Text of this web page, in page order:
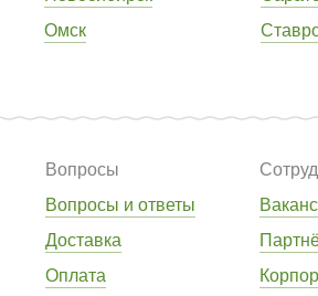
Омск
Вопросы
Вопросы и ответы
Доставка
Оплата